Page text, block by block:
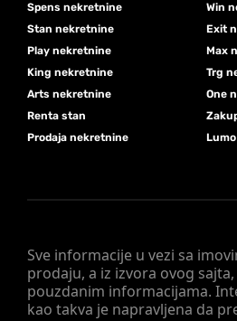
Sve informacije u vezi sa
prodaju, a iz izvora ovog
pouzdanim informacijama.
kao takva je napravljena da
Spens nekretnine
Win
Stan nekretnine
Exit
Play nekretnine
Max
King nekretnine
Trg
Arts nekretnine
One
Renta stan
Prodaja nekretnine